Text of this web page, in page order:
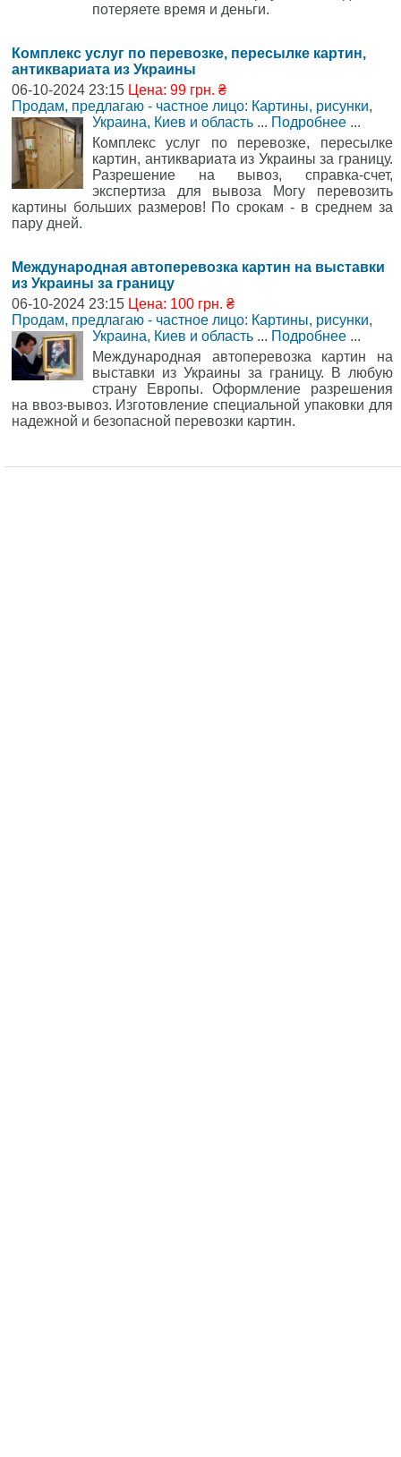
потеряете время и деньги.
Комплекс услуг по перевозке, пересылке картин,
антиквариата из Украины
06-10-2024 23:15 Цена: 99 грн. ₴
Продам, предлагаю - частное лицо: Картины, рисунки,
Украина, Киев и область ... Подробнее ...
Комплекс услуг по перевозке, пересылке
картин, антиквариата из Украины за границу.
Разрешение на вывоз, справка-счет,
экспертиза для вывоза Могу перевозить
картины больших размеров! По срокам - в среднем за
пару дней.
Международная автоперевозка картин на выставки
из Украины за границу
06-10-2024 23:15 Цена: 100 грн. ₴
Продам, предлагаю - частное лицо: Картины, рисунки,
Украина, Киев и область ... Подробнее ...
Международная автоперевозка картин на
выставки из Украины за границу. В любую
страну Европы. Оформление разрешения
на ввоз-вывоз. Изготовление специальной упаковки для
надежной и безопасной перевозки картин.